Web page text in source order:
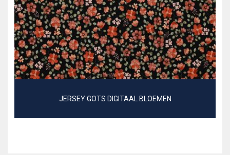
JERSEY GOTS DIGITAAL BLOEMEN